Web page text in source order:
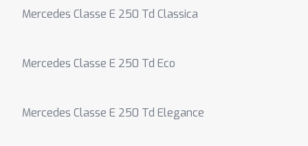
Mercedes Classe E 250 Td Classica
Mercedes Classe E 250 Td Eco
Mercedes Classe E 250 Td Elegance